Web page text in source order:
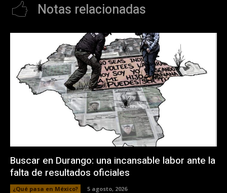
Notas relacionadas
Buscar en Durango: una incansable labor ante la
falta de resultados oficiales
¿Qué pasa en México? 5 agosto, 2026